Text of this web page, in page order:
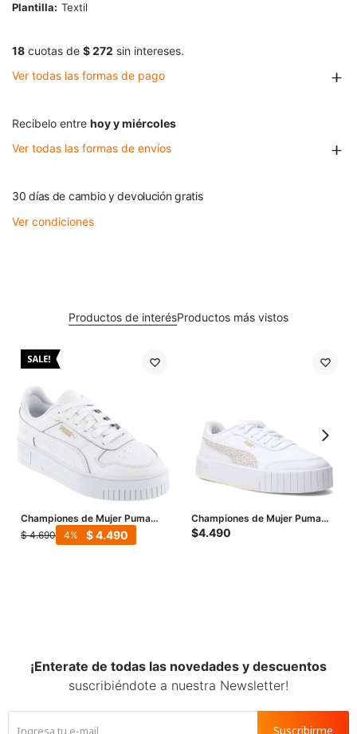
Plantilla
Textil
18 cuotas de $ 272 sin intereses.
Ver todas las formas de pago
Recibelo entre hoy y miércoles
Ver todas las formas de envíos
30 días de cambio y devolución gratis
Ver condiciones
Productos de interésProductos más vistos
Championes de Mujer Puma
Carina Street - Blanco - Dorado
$ 4.690 $4.490
4
Championes de Mujer Puma
Carina Mía Topcat - Blanco -
$4.490
¡Enterate de todas las novedades y descuentos
suscribiéndote a nuestra Newsletter!
Suscribirme